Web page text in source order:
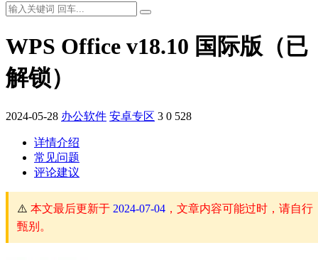
WPS Office v18.10 国际版（已
解锁）
2024-05-28 办公软件 安卓专区 3 0 528
详情介绍
常见问题
评论建议
⚠️ 本文最后更新于 2024-07-04 ，文章内容可能过时，请自行
甄别。